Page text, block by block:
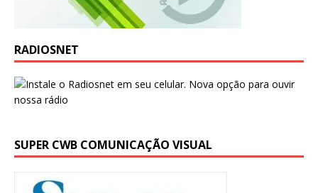
RADIOSNET
SUPER CWB COMUNICAÇÃO VISUAL